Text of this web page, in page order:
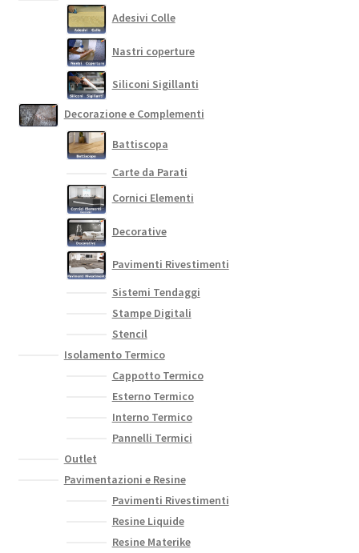
Adesivi Colle
Nastri coperture
Siliconi Sigillanti
Decorazione e Complementi
Battiscopa
Carte da Parati
Cornici Elementi
Decorative
Pavimenti Rivestimenti
Sistemi Tendaggi
Stampe Digitali
Stencil
Isolamento Termico
Cappotto Termico
Esterno Termico
Interno Termico
Pannelli Termici
Outlet
Pavimentazioni e Resine
Pavimenti Rivestimenti
Resine Liquide
Resine Materike